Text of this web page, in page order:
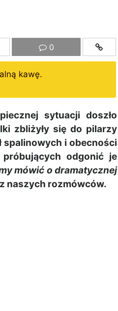
0
kawę.
sytuacji doszło
zbliżyły się do pilarzy
spalinowych i obecności
odgonić je
mówić o dramatycznej
naszych rozmówców.